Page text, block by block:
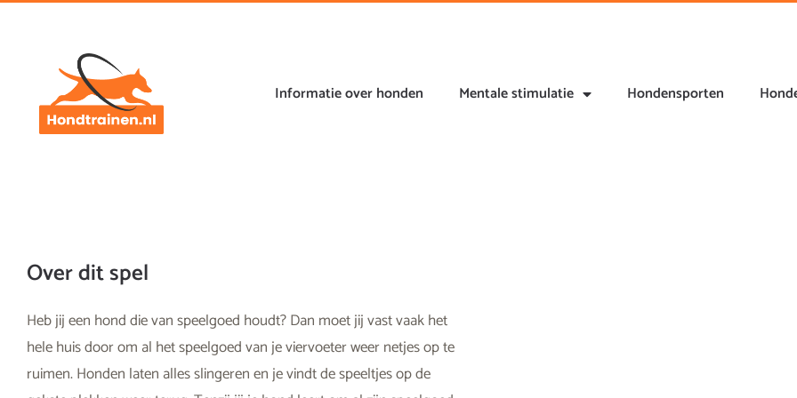
Informatie over honden Mentale stimulatie Hondensporten
Over dit spel
Heb jij een hond die van speelgoed houdt? Dan moet jij vast vaak het
hele huis door om al het speelgoed van je viervoeter weer netjes op te
ruimen. Honden laten alles slingeren en je vindt de speeltjes op de